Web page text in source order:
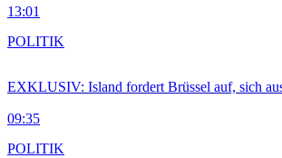
13:01
EXKLUSIV: Island fordert Brüssel auf, sich
09:35
POLITIK
POLITIK